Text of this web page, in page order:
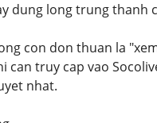
dung long trung thanh
con don thuan la
truy cap vao
nhat.